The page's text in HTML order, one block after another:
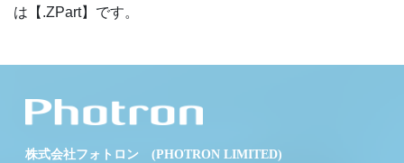
は【.ZPart】です。
株式会社フォトロン (PHOTRON LIMITED)